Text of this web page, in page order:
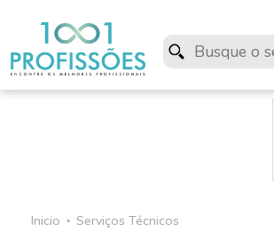
Inicio ● Serviços Técnicos